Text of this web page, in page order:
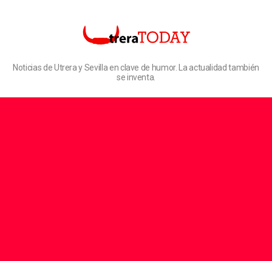
Noticias de Utrera y Sevilla en clave de humor. La actualidad también
se inventa.